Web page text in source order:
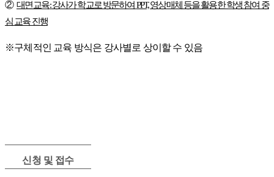
② 대면 교육:강사가 학교로 방문하여PPT,영상매체 등을 활용한 학생 참여 중
심 교육 진행
※구체적인 교육 방식은 강사별로 상이할 수 있음
신청 및 접수